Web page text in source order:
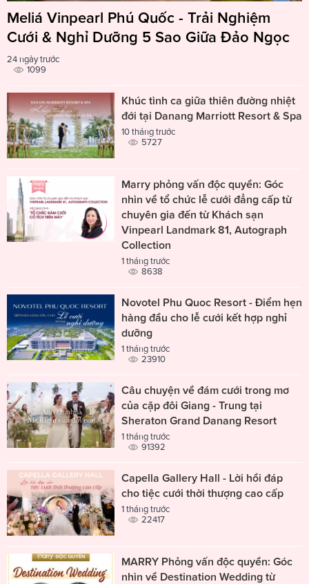
Meliá Vinpearl Phú Quốc - Trải Nghiệm
Cưới & Nghỉ Dưỡng 5 Sao Giữa Đảo Ngọc
24 ngày trước
1099
Khúc tình ca giữa thiên đường nhiệt
đới tại Danang Marriott Resort & Spa
10 tháng trước
5727
Marry phỏng vấn độc quyền: Góc
nhìn về tổ chức lễ cưới đẳng cấp từ
chuyên gia đến từ Khách sạn
Vinpearl Landmark 81, Autograph
Collection
1 tháng trước
8638
Novotel Phu Quoc Resort - Điểm hẹn
hàng đầu cho lễ cưới kết hợp nghỉ
dưỡng
1 tháng trước
23910
Câu chuyện về đám cưới trong mơ
của cặp đôi Giang - Trung tại
Sheraton Grand Danang Resort
1 tháng trước
91392
Capella Gallery Hall - Lời hồi đáp
cho tiệc cưới thời thượng cao cấp
1 tháng trước
22417
MARRY Phỏng vấn độc quyền: Góc
nhìn về Destination Wedding từ